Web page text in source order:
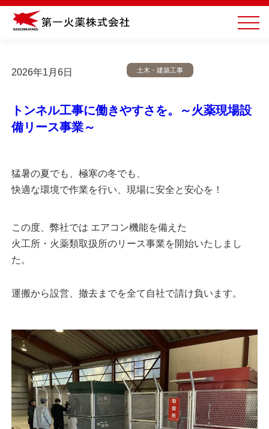
2026年1月6日 土木・建築工事
トンネル工事に働きやすさを。～火薬現場設
備リース事業～
猛暑の夏でも、極寒の冬でも、
快適な環境で作業を行い、現場に安全と安心を！
この度、弊社では エアコン機能を備えた
火工所・火薬類取扱所のリース事業を開始いたしまし
た。
運搬から設営、撤去までを全て自社で請け負います。